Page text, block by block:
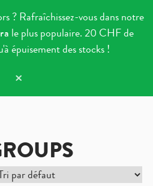
? Rafraîchissez-vous dans notre
le plus populaire. 20 CHF de
épuisement des stocks !
×